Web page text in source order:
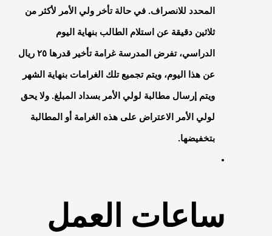
المحدد للانصراف. في حالة تأخر ولي الأمر لأكثر من
ثلاثين دقيقة عن استلام الطالب بنهاية اليوم
الدراسي، تفرض المدرسة غرامة تأخير قدرها ٢٥ ريال
عن هذا اليوم، ويتم تجميع تلك الغرامات بنهاية الشهر
ويتم إرسال مطالبة لولي الأمر بسداد المبلغ. ولا يحق
لولي الأمر الاعتراض على هذه الغرامة أو المطالبة
بتخفيضها.
ساعات العمل